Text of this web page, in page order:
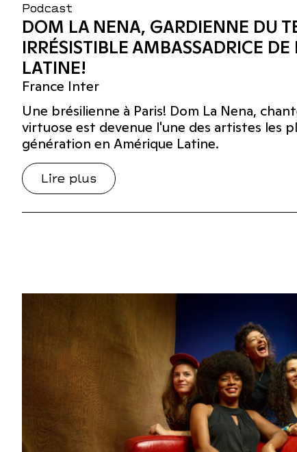
Podcast
DOM LA NENA, GARDIENNE DU
IRRÉSISTIBLE AMBASSADRICE
LATINE!
France Inter
Une brésilienne à Paris! Dom La Nena,
virtuose est devenue l'une des artistes les
génération en Amérique Latine.
Lire plus